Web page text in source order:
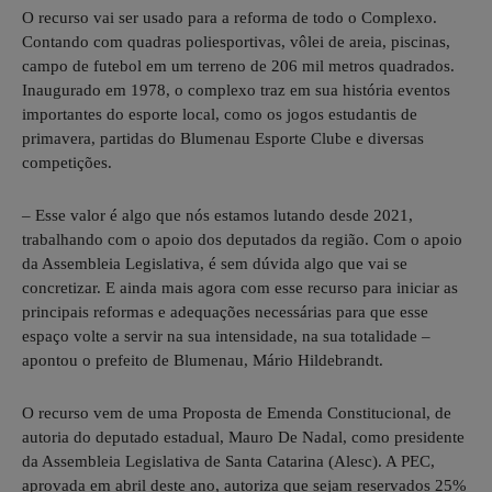
O recurso vai ser usado para a reforma de todo o Complexo.
Contando com quadras poliesportivas, vôlei de areia, piscinas,
campo de futebol em um terreno de 206 mil metros quadrados.
Inaugurado em 1978, o complexo traz em sua história eventos
importantes do esporte local, como os jogos estudantis de
primavera, partidas do Blumenau Esporte Clube e diversas
competições.
– Esse valor é algo que nós estamos lutando desde 2021,
trabalhando com o apoio dos deputados da região. Com o apoio
da Assembleia Legislativa, é sem dúvida algo que vai se
concretizar. E ainda mais agora com esse recurso para iniciar as
principais reformas e adequações necessárias para que esse
espaço volte a servir na sua intensidade, na sua totalidade –
apontou o prefeito de Blumenau, Mário Hildebrandt.
O recurso vem de uma Proposta de Emenda Constitucional, de
autoria do deputado estadual, Mauro De Nadal, como presidente
da Assembleia Legislativa de Santa Catarina (Alesc). A PEC,
aprovada em abril deste ano, autoriza que sejam reservados 25%